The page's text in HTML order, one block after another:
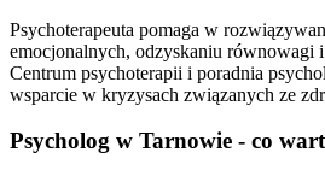
Psychoterapeuta pomaga w
emocjonalnych, odzyskaniu równowagi
Centrum psychoterapii i poradnia
wsparcie w kryzysach związanych ze
Psycholog w Tarnowie - co